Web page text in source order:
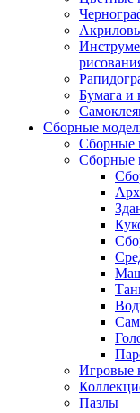
Бумага и
Сборные
Сборные
Сборные
Игровые
Пазлы